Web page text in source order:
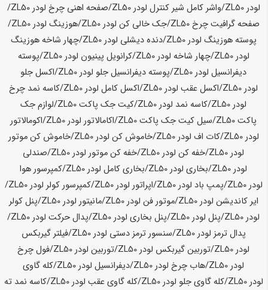
لودرZL50 /واشر کامل شیر کنترل لودرZL50 /صفحه اهنی چرخ لودرZL50
/
صفحه گرافیت چرخZL50 /جک خالی کن لودرZL50 /هوزینگ لودرZL50
/
پوسته هوزینگ لودرZL50 /دنده دیشلی لودرZL50
/چهار شاخه هوزینگ
لودرZL50 /چهار شاخه لودرZL50 /کرانویل پینیون لودرZL50
/پوسته
دیفرانسیل لودر
/پوسته دیفرانسیل جلو لودر
/اکسل جلو
لودر
/اکسل عقب لودر /اکسل کامل لودر
/کاسه نمد چرخ
لودر
/کاسه نمد لودر /کیت جک پاکت
/لوازم جک
پاکت
/سیل کیت جک پاکت /اکامالاتور لودر
/اکومالاتور
لودرZL50 /کات اف لودرZL50 /خاموش کن لودرZL50
/خاموش کن موتور
لودر
/خفه کن لودر /خفه کن موتور لودر
/صندلی
لودر
/بخاری لودر /بخاری کامل لودر
/کمپرسور هوا
لودرZL50 /پمپ باد لودرZL50 /اپراتور لودرZL50 /کمپرسور کولر لودرZL50
/
ایر کاندیشن لودرZL50 /موتور فن لودرZL50 /مانیتور لودرZL50
/پنل کولر
لودر
/پنل لودر /پنل بخاری لودر /پدال حرکت لودر
/
پدال ترمز لودرZL50 /سنسور ترمز دستی لودرZL50
/فیلتر گیربکس
لودر
/توربین گیربکس لودر /توربین لودر
/فول چرخ
لودر
/هاب چرخ لودر /دیفرانسیل لودر
/کله گاوی
لودرZL50 /کله گاوی جلو لودرZL50 /کله گاوی عقب لودرZL50
/کاسه نمد ته